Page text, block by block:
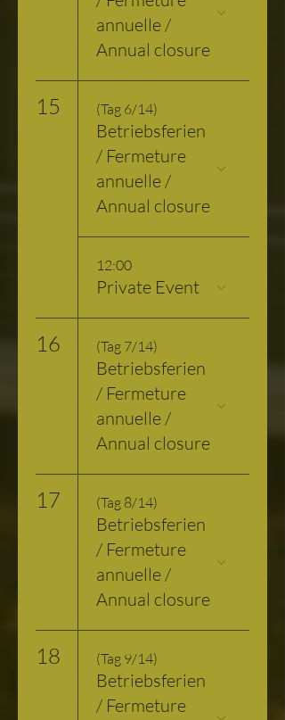
annuelle /
Annual closure
15 (Tag 6/14)
Betriebsferien
/ Fermeture
annuelle /
Annual closure
12:00
Private Event
16 (Tag 7/14)
Betriebsferien
/ Fermeture
annuelle /
Annual closure
17 (Tag 8/14)
Betriebsferien
/ Fermeture
annuelle /
Annual closure
18 (Tag 9/14)
Betriebsferien
/ Fermeture